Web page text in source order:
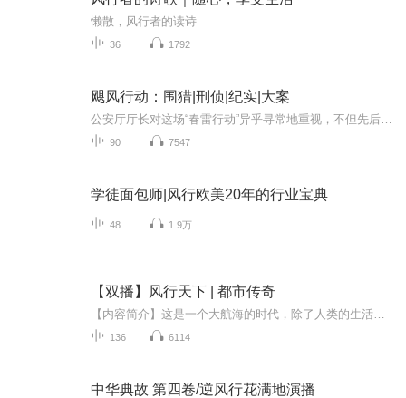
懒散，风行者的读诗
36 1792
飓风行动：围猎|刑侦|纪实|大案
90 7547
学徒面包师|风行欧美20年的行业宝典
48 1.9万
【双播】风行天下 | 都市传奇
136 6114
中华典故 第四卷/逆风行花满地演播